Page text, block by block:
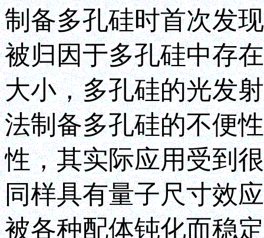
制备多孔硅时首次发
被归因于多孔硅中存
大小，多孔硅的光发
法制备多孔硅的不便
性，其实际应用受到
同样具有量子尺寸效
被各种配体钝化而稳